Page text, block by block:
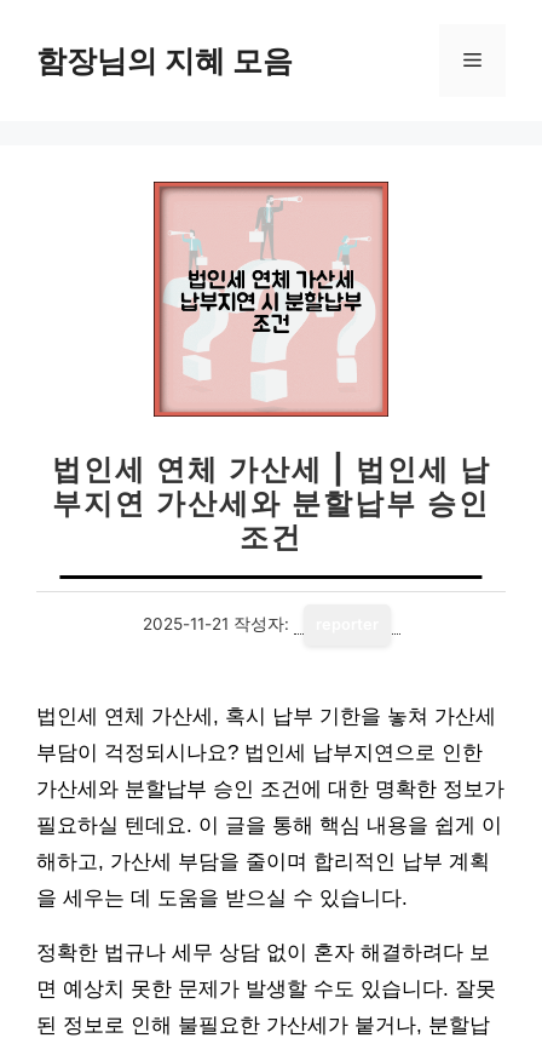
함장님의 지혜 모음 메
법인세 연체 가산세 | 법인세 납
부지연 가산세와 분할납부 승인
조건
2025-11-21 작성자:
법인세 연체 가산세, 혹시 납부 기한을 놓쳐 가산세
부담이 걱정되시나요? 법인세 납부지연으로 인한
가산세와 분할납부 승인 조건에 대한 명확한 정보가
필요하실 텐데요. 이 글을 통해 핵심 내용을 쉽게 이
해하고, 가산세 부담을 줄이며 합리적인 납부 계획
을 세우는 데 도움을 받으실 수 있습니다.
정확한 법규나 세무 상담 없이 혼자 해결하려다 보
면 예상치 못한 문제가 발생할 수도 있습니다. 잘못
된 정보로 인해 불필요한 가산세가 붙거나, 분할납